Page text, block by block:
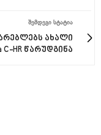
ᲨᲔᲛᲓᲔᲒᲘ ᲡᲢᲐᲢᲘᲐ
ახალი
C-HR წარუდგინა